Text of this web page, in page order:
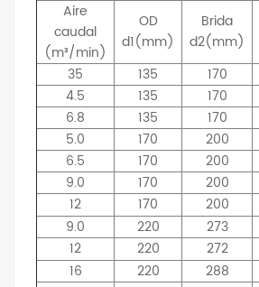
Aire
caudal
(m³/min)
OD
d1(mm)
Brida
d2(mm)
35
135 170
4.5
135 170
6.8
135 170
5.0
170 200
6.5
170 200
9.0
170 200
12
170 200
9.0
220 273
12
220 272
16
220 288